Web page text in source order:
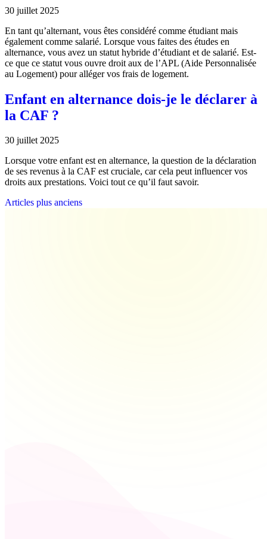
30 juillet 2025
En tant qu’alternant, vous êtes considéré comme étudiant mais
également comme salarié. Lorsque vous faites des études en
alternance, vous avez un statut hybride d’étudiant et de salarié. Est-
ce que ce statut vous ouvre droit aux de l’APL (Aide Personnalisée
au Logement) pour alléger vos frais de logement.
Enfant en alternance dois-je le déclarer à
la CAF ?
30 juillet 2025
Lorsque votre enfant est en alternance, la question de la déclaration
de ses revenus à la CAF est cruciale, car cela peut influencer vos
droits aux prestations. Voici tout ce qu’il faut savoir.
Navigation
Articles plus anciens